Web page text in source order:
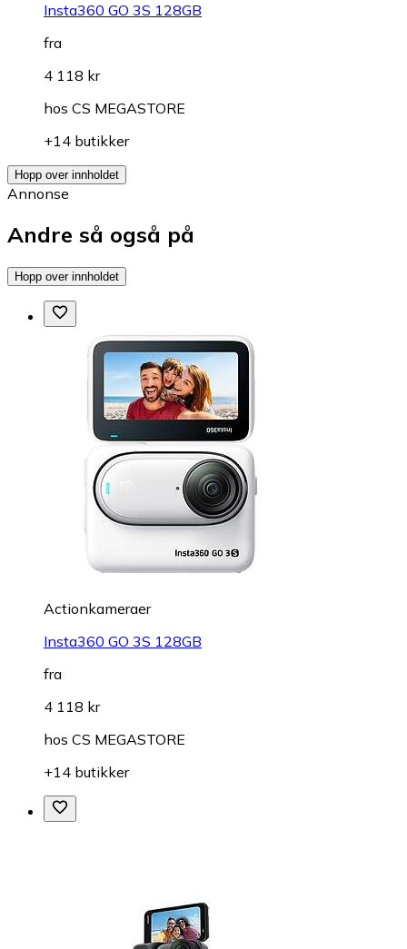
Insta360 GO 3S 128GB
fra
4 118 kr
hos CS MEGASTORE
+14 butikker
Hopp over innholdet
Annonse
Andre så også på
Hopp over innholdet
Actionkameraer
Insta360 GO 3S 128GB
fra
4 118 kr
hos CS MEGASTORE
+14 butikker